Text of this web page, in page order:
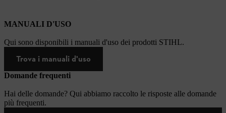
MANUALI D'USO
Qui sono disponibili i manuali d'uso dei prodotti STIHL.
Trova i manuali d'uso
Domande frequenti
Hai delle domande? Qui abbiamo raccolto le risposte alle domande
più frequenti.